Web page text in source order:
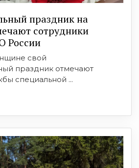
праздник на
сотрудники
России
свой
праздник отмечают
специальной ...